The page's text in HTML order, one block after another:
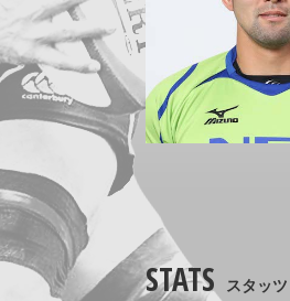
STATS スタッツ